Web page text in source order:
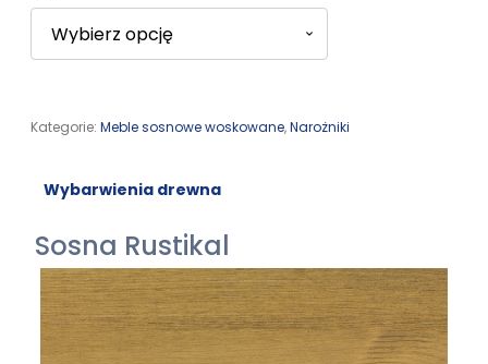
Kategorie: Meble sosnowe woskowane,Narożniki
Wybarwienia drewna
Sosna Rustikal